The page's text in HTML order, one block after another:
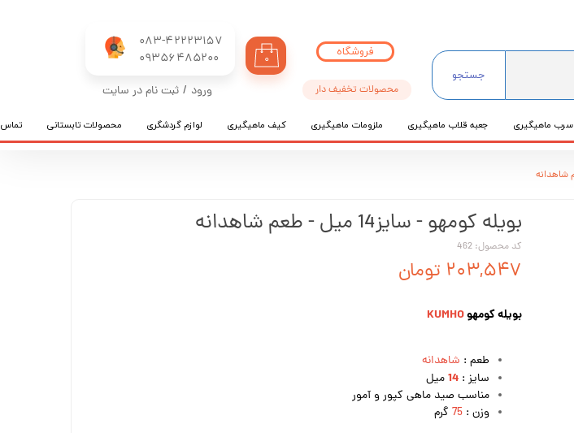
083-42223157
​​​​​​​09356485200
جستجو
۰
ورود / ثبت نام در سایت
تغییر گذر واژه
سرب ماهیگیری جعبه قلاب ماهیگیری ملزومات ماهیگیری کیف ماهیگیری لوازم گردشگری محصولات تابستانی تماس
محصولات تخفیف دار
فروشگاه
بویله کومهو - سایز14 میل - طعم شاهدانه
کد محصول: 462
۲۰۳,۵۴۷ تومان
بویله کومهوKUMHO
طعم : شاهدانه
سایز : 14میل
مناسب صید ماهی کپور و آمور
وزن : 75 گرم